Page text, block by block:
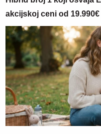
akcijskoj ceni od 19.990€